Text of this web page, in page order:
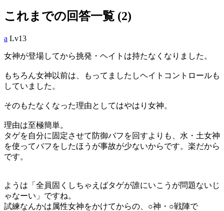
これまでの回答一覧 (2)
a Lv13
女神が登場してから挑発・ヘイトは持たなくなりました。
もちろん女神以前は、もってましたしヘイトコントロールも
していました。
そのもたなくなった理由としてはやはり女神。
理由は至極簡単。
タゲを自分に固定させて防御バフを回すよりも、水・土女神
を使ってバフをしたほうが事故が少ないからです。楽だから
です。
ようは「全員固くしちゃえばタゲが誰にいこうが問題ないじ
ゃなーい」ですね。
試練なんかは属性女神をかけてからの、○神・○戦陣で